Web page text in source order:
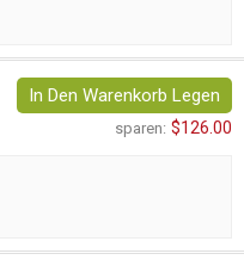
In Den Warenkorb Legen
sparen: $126.00